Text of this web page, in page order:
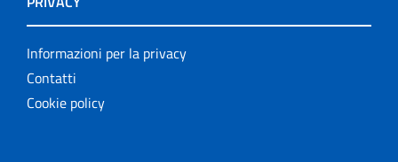
Informazioni per la privacy
Contatti
Cookie policy